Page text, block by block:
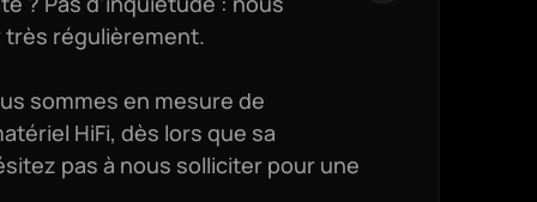
régulièrement.
sommes en mesure de
HiFi, dès lors que sa
pas à nous solliciter pour une